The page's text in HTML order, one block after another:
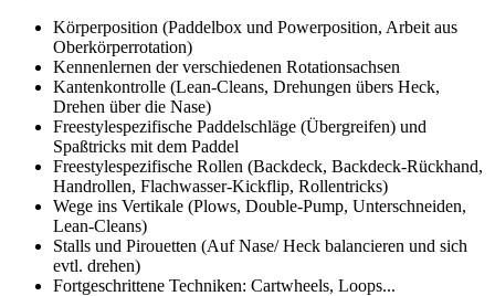
Körperposition (Paddelbox und Powerposition, Arbeit aus
Oberkörperrotation)
Kennenlernen der verschiedenen Rotationsachsen
Kantenkontrolle (Lean-Cleans, Drehungen übers Heck,
Drehen über die Nase)
Freestylespezifische Paddelschläge (Übergreifen) und
Spaßtricks mit dem Paddel
Freestylespezifische Rollen (Backdeck, Backdeck-Rückhand,
Handrollen, Flachwasser-Kickflip, Rollen­tricks)
Wege ins Vertikale (Plows, Double-Pump, Unterschneiden,
Lean-Cleans)
Stalls und Pirouetten (Auf Nase/ Heck balancieren und sich
evtl. drehen)
Fortgeschrittene Techniken: Cartwheels, Loops...